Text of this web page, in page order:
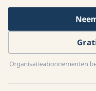
Organisatieabonnementen